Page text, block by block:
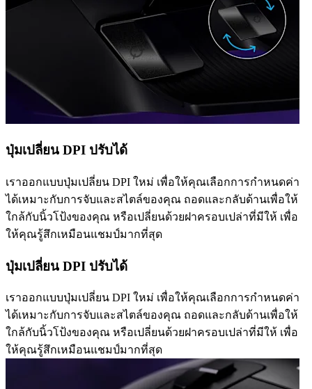
ปุ่มเปลี่ยน DPI ปรับได้
เราออกแบบปุ่มเปลี่ยน DPI ใหม่ เพื่อให้คุณเลือกการกำหนดค่า
ได้เหมาะกับการจับและสไตล์ของคุณ ถอดและกลับด้านเพื่อให้
ใกล้กับนิ้วโป้งของคุณ หรือเปลี่ยนด้วยฝาครอบเปล่าที่มีให้ เพื่อ
ให้คุณรู้สึกเหมือนแชมป์มากที่สุด
ปุ่มเปลี่ยน DPI ปรับได้
เราออกแบบปุ่มเปลี่ยน DPI ใหม่ เพื่อให้คุณเลือกการกำหนดค่า
ได้เหมาะกับการจับและสไตล์ของคุณ ถอดและกลับด้านเพื่อให้
ใกล้กับนิ้วโป้งของคุณ หรือเปลี่ยนด้วยฝาครอบเปล่าที่มีให้ เพื่อ
ให้คุณรู้สึกเหมือนแชมป์มากที่สุด